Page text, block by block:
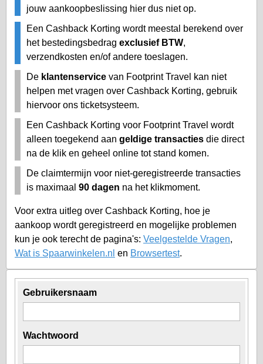
Gebruikersnaam
Wachtwoord
jouw aankoopbeslissing hier dus niet op.
Een Cashback Korting wordt meestal berekend over
het bestedingsbedrag exclusief BTW,
verzendkosten en/of andere toeslagen.
De klantenservice van Footprint Travel kan niet
helpen met vragen over Cashback Korting, gebruik
hiervoor ons ticketsysteem.
Een Cashback Korting voor Footprint Travel wordt
alleen toegekend aan geldige transacties die direct
na de klik en geheel online tot stand komen.
De claimtermijn voor niet-geregistreerde transacties
is maximaal 90 dagen na het klikmoment.
Voor extra uitleg over Cashback Korting, hoe je
aankoop wordt geregistreerd en mogelijke problemen
kun je ook terecht de pagina's: Veelgestelde Vragen,
Wat is Spaarwinkelen.nl en Browsertest.